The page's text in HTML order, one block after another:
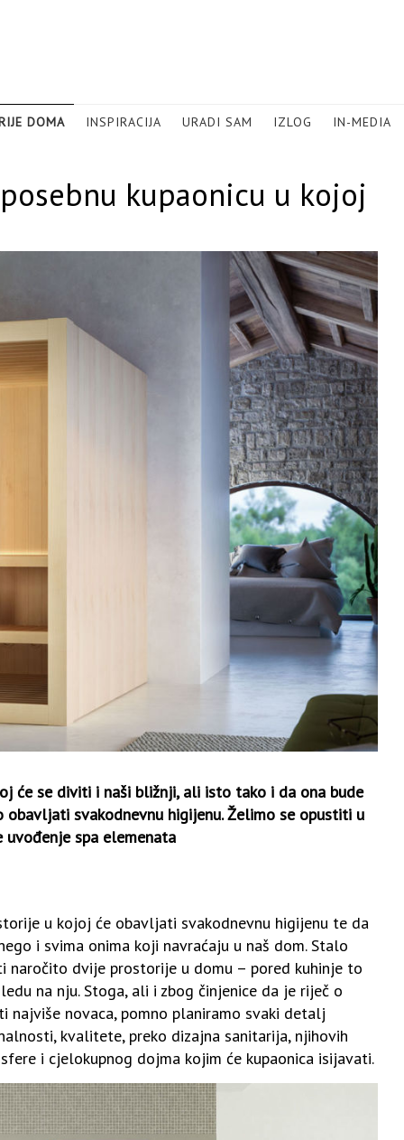
DOMA INSPIRACIJA URADI SAM IZLOG IN-MEDIA
kupaonicu u kojoj
će se diviti i naši bližnji, ali isto tako i da ona bude
svakodnevnu higijenu. Želimo se opustiti u
spa elemenata
u kojoj će obavljati svakodnevnu higijenu te da
i svima onima koji navraćaju u naš dom. Stalo
naročito dvije prostorije u domu – pored kuhinje to
na nju. Stoga, ali i zbog činjenice da je riječ o
novaca, pomno planiramo svaki detalj
kvalitete, preko dizajna sanitarija, njihovih
i cjelokupnog dojma kojim će kupaonica isijavati.